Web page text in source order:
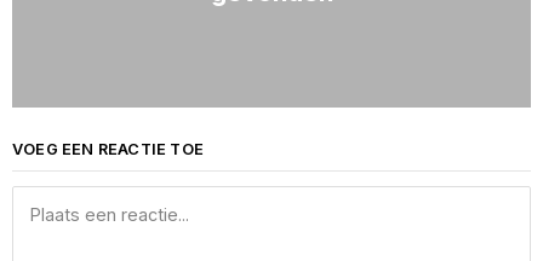
VOEG EEN REACTIE TOE